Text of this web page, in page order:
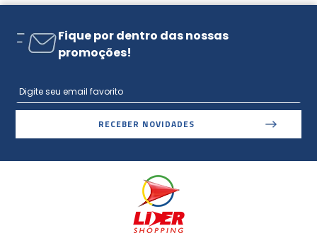
Fique por dentro das nossas
promoções!
RECEBER NOVIDADES